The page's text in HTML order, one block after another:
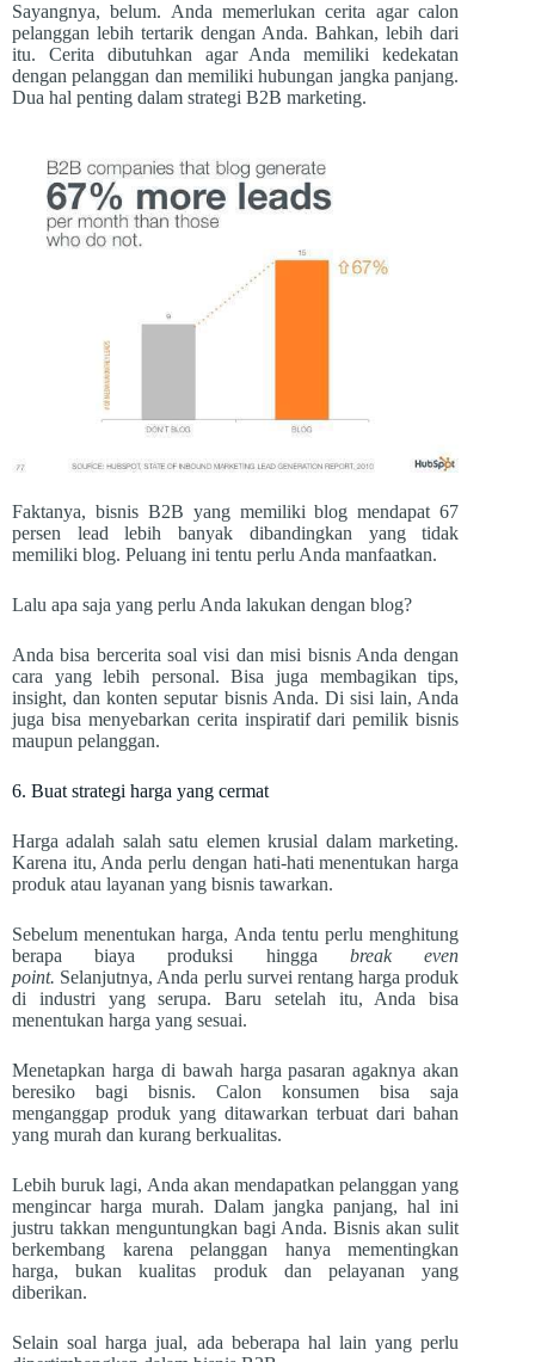
Sayangnya, belum. Anda memerlukan cerita agar calon
pelanggan lebih tertarik dengan Anda. Bahkan, lebih dari
itu. Cerita dibutuhkan agar Anda memiliki kedekatan
dengan pelanggan dan memiliki hubungan jangka panjang.
Dua hal penting dalam strategi B2B marketing.
Faktanya, bisnis B2B yang memiliki blog mendapat 67
persen lead lebih banyak dibandingkan yang tidak
memiliki blog. Peluang ini tentu perlu Anda manfaatkan.
Lalu apa saja yang perlu Anda lakukan dengan blog?
Anda bisa bercerita soal visi dan misi bisnis Anda dengan
cara yang lebih personal. Bisa juga membagikan tips,
insight, dan konten seputar bisnis Anda. Di sisi lain, Anda
juga bisa menyebarkan cerita inspiratif dari pemilik bisnis
maupun pelanggan.
6. Buat strategi harga yang cermat
Harga adalah salah satu elemen krusial dalam marketing.
Karena itu, Anda perlu dengan hati-hati menentukan harga
produk atau layanan yang bisnis tawarkan.
Sebelum menentukan harga, Anda tentu perlu menghitung
berapa biaya produksi hingga break even
point. Selanjutnya, Anda perlu survei rentang harga produk
di industri yang serupa. Baru setelah itu, Anda bisa
menentukan harga yang sesuai.
Menetapkan harga di bawah harga pasaran agaknya akan
beresiko bagi bisnis. Calon konsumen bisa saja
menganggap produk yang ditawarkan terbuat dari bahan
yang murah dan kurang berkualitas.
Lebih buruk lagi, Anda akan mendapatkan pelanggan yang
mengincar harga murah. Dalam jangka panjang, hal ini
justru takkan menguntungkan bagi Anda. Bisnis akan sulit
berkembang karena pelanggan hanya mementingkan
harga, bukan kualitas produk dan pelayanan yang
diberikan.
Selain soal harga jual, ada beberapa hal lain yang perlu